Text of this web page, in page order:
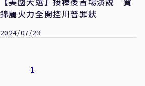
錦麗火力全開控川普罪狀
2024/07/23
1